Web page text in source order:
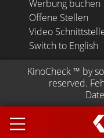
Werbung buchen
Offene Stellen
Video
Switch to English
KinoCheck ™ by
reserved.